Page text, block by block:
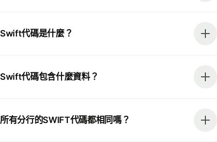
Swift代碼是什麼？
Swift代碼包含什麼資料？
所有分行的SWIFT代碼都相同嗎？